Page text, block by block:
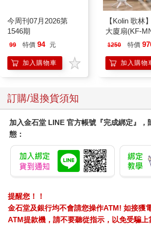
訴你你可能知道，或心底深處有過的想法：
我們是不同的，也該坦然接受。
不推銷會怎樣
行銷大師瑞德．莫特利（Red Motley）說：
則什麼也不會發生。」瑞德，恕我無法認同
人推銷，才會有那麼多事情發生在我身上。
我有視覺障礙，卻被誤診為失讀症，因此我
伍，於是超級內向，人生也缺乏方向。我高
我爸建議我休息一年，先找個工作。我在真
該就會比較知道想做什麼工作，也才知道該
高中畢業的幾個月前，我在墨爾本距離我家
方，找到一份只上週末的工作，當約翰的兼
所以本書提到的人名大多非真名）。他以前
這間製造商的工程師，被縮編（解雇）之後
這間大型仲介公司先輩擔任房地產仲介，先
司。
我的個性不適合在前台招呼顧客。我適合在
還掛著「拜託不要跟我講話」的表情。我希
今周刊07月2026第
1546期
99 特價 94 元
加入購物車
【Kolin 歌林
大廈扇(KF-
1250 特價
加入購物
訂購/退換貨須知
加入金石堂 LINE 官方帳號『完成綁定』，
態：
提醒您！！
金石堂及銀行均不會請您操作ATM! 如接獲
ATM提款機，請不要聽從指示，以免受騙上